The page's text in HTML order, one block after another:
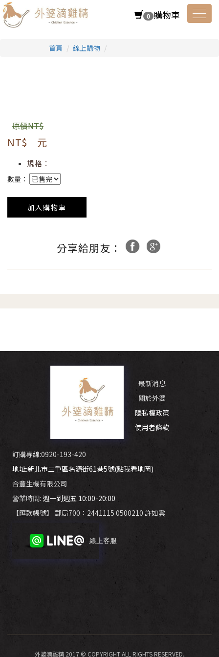
0 購物車
首頁 線上購物
原價NT$
NT$ 元
規格：
數量：
加入購物車
分享給朋友：
最新消息
關於外婆
隱私權政策
使用者條款
訂購專線:0920-193-420
地址:新北市三重區名源街61巷5號(點我看地圖)
合豐生機有限公司
營業時間: 週一到週五 10:00-20:00
【匯款帳號】 郵局700：2441115 0500210 許如雲
線上客服
外婆滴雞精 2017 © COPYRIGHT ALL RIGHTS RESERVED.